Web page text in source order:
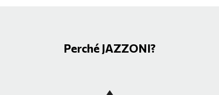
Perché JAZZONI?